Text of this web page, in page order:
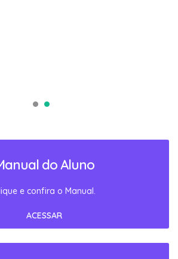
do Aluno
e confira o Manual.
ACESSAR